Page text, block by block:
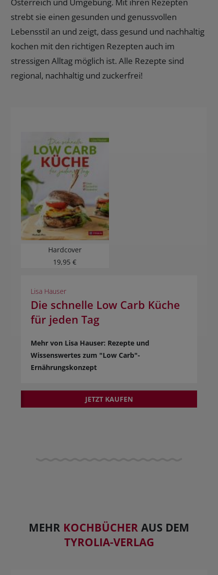
strebt sie einen gesunden und genussvollen
Lebensstil an und zeigt, dass gesund und nachhaltig
kochen mit den richtigen Rezepten auch im
stressigen Alltag möglich ist. Alle Rezepte sind
regional, nachhaltig und zuckerfrei!
Hardcover
19,95 €
Lisa Hauser
Die schnelle Low Carb Küche
für jeden Tag
Mehr von Lisa Hauser: Rezepte und
Wissenswertes zum "Low Carb"-
Ernährungskonzept
JETZT KAUFEN
MEHR KOCHBÜCHER AUS DEM
TYROLIA-VERLAG